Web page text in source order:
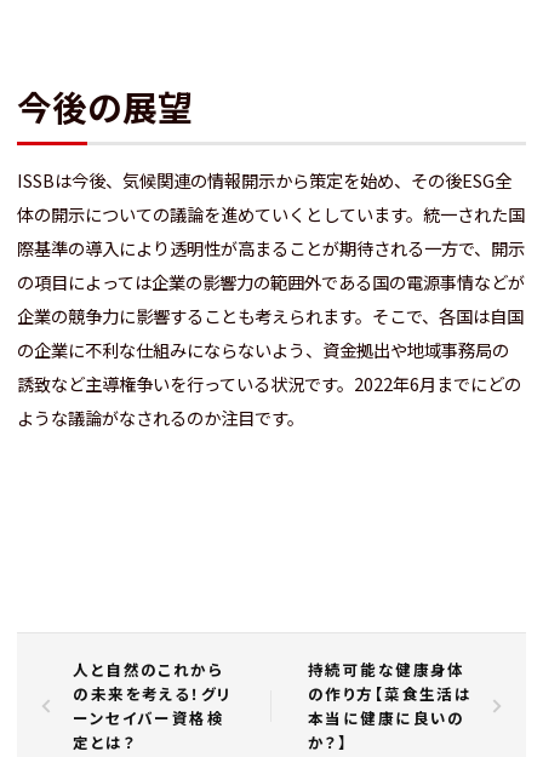
今後の展望
ISSBは今後、気候関連の情報開示から策定を始め、その後ESG全
体の開示についての議論を進めていくとしています。統一された国
際基準の導入により透明性が高まることが期待される一方で、開示
の項目によっては企業の影響力の範囲外である国の電源事情などが
企業の競争力に影響することも考えられます。そこで、各国は自国
の企業に不利な仕組みにならないよう、資金拠出や地域事務局の
誘致など主導権争いを行っている状況です。2022年6月までにどの
ような議論がなされるのか注目です。
人と自然のこれから
の未来を考える！グリ
ーンセイバー資格検
定とは？
持続可能な健康身体
の作り方【菜食生活は
本当に健康に良いの
か？】